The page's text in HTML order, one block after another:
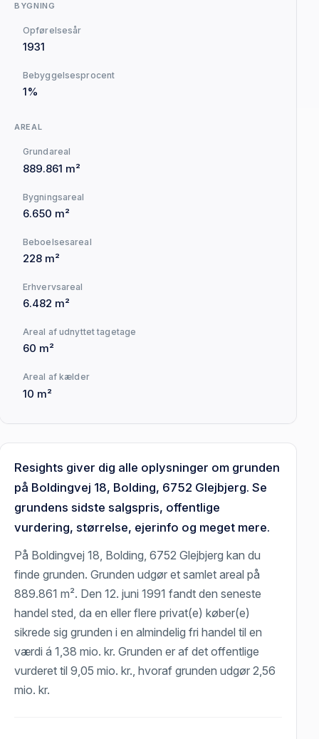
BYGNING
Opførelsesår
1931
Bebyggelsesprocent
1%
AREAL
Grundareal
889.861 m²
Bygningsareal
6.650 m²
Beboelsesareal
228 m²
Erhvervsareal
6.482 m²
Areal af udnyttet tagetage
60 m²
Areal af kælder
10 m²
Resights giver dig alle oplysninger om grunden
på Boldingvej 18, Bolding, 6752 Glejbjerg. Se
grundens sidste salgspris, offentlige
vurdering, størrelse, ejerinfo og meget mere.
På Boldingvej 18, Bolding, 6752 Glejbjerg kan du
finde grunden. Grunden udgør et samlet areal på
889.861 m². Den 12. juni 1991 fandt den seneste
handel sted, da en eller flere privat(e) køber(e)
sikrede sig grunden i en almindelig fri handel til en
værdi á 1,38 mio. kr. Grunden er af det offentlige
vurderet til 9,05 mio. kr., hvoraf grunden udgør 2,56
mio. kr.